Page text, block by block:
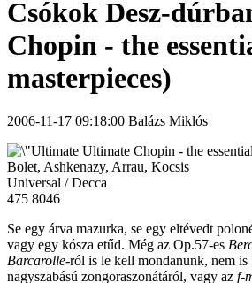
Csókok Desz-
Chopin - the
masterpieces)
2006-11-17 09:18:00 Balázs Miklós
Ultimate Chopin - the
Bolet, Ashkenazy, Arrau, Kocsis
Universal / Decca
475 8046
Se egy árva mazurka, se egy eltévedt
vagy egy kósza etűd. Még az Op.57-es
Barcarolle-ról is le kell mondanunk, nem is
nagyszabású zongoraszonátáról, vagy az f-